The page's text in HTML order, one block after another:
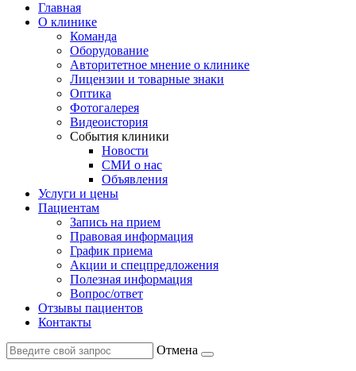
Главная
О клинике
Команда
Оборудование
Авторитетное мнение о клинике
Лицензии и товарные знаки
Оптика
Фотогалерея
Видеоистория
События клиники
Новости
СМИ о нас
Объявления
Услуги и цены
Пациентам
Запись на прием
Правовая информация
График приема
Акции и спецпредложения
Полезная информация
Вопрос/ответ
Отзывы пациентов
Контакты
Отмена